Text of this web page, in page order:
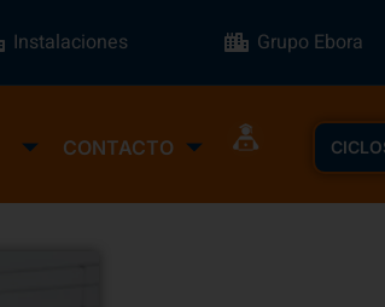
Instalaciones Grupo Ebora
CONTACTO